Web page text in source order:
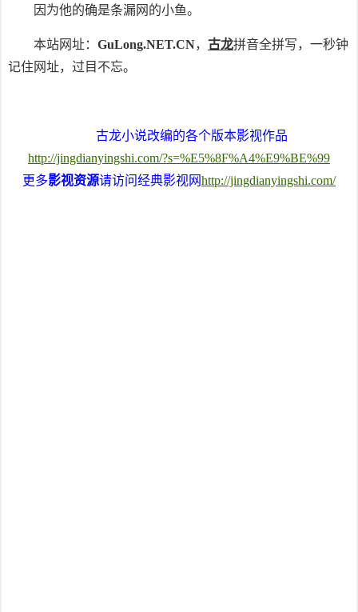
因为他的确是条漏网的小鱼。
本站网址： GuLong.NET.CN， 古龙拼音全拼写，一秒钟
记住网址，过目不忘。
古龙小说改编的各个版本影视作品
http://jingdianyingshi.com/?s=%E5%8F%A4%E9%BE%99
更多影视资源请访问经典影视网http://jingdianyingshi.com/